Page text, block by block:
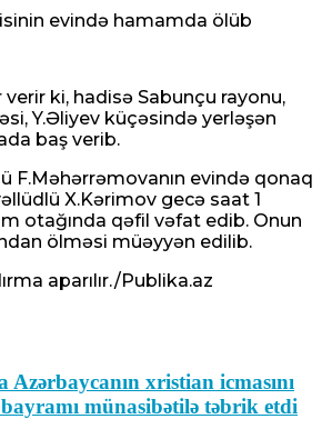
evində hamamda ölüb
ki, hadisə Sabunçu rayonu,
Y.Əliyev küçəsində yerləşən
baş verib.
F.Məhərrəmovanın evində qonaq
X.Kərimov gecə saat 1
otağında qəfil vəfat edib. Onun
ölməsi müəyyən edilib.
aparılır./Publika.az
xristian icmasını
münasibətilə təbrik etdi